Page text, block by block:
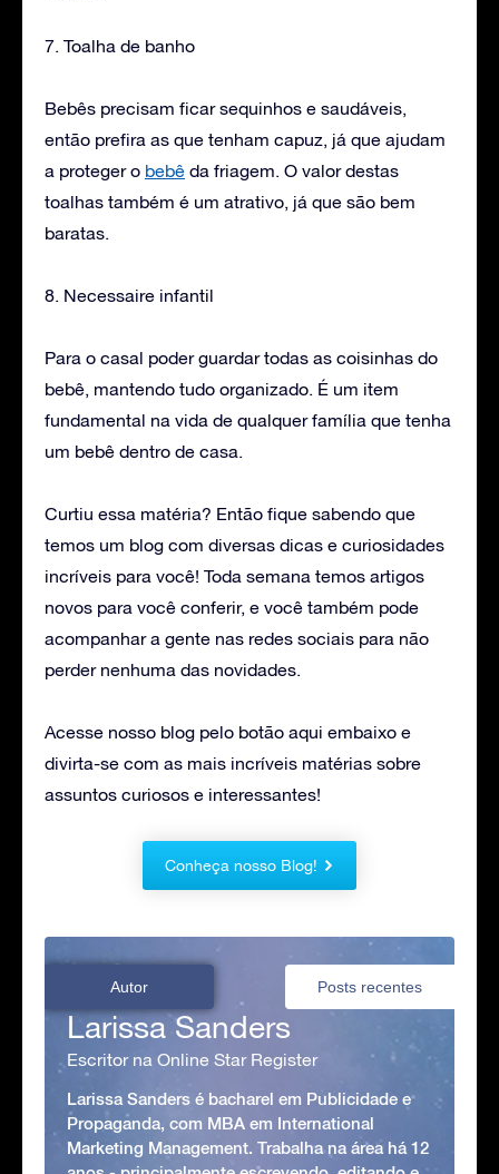
7. Toalha de banho
Bebês precisam ficar sequinhos e saudáveis,
então prefira as que tenham capuz, já que ajudam
a proteger o bebê da friagem. O valor destas
toalhas também é um atrativo, já que são bem
baratas.
8. Necessaire infantil
Para o casal poder guardar todas as coisinhas do
bebê, mantendo tudo organizado. É um item
fundamental na vida de qualquer família que tenha
um bebê dentro de casa.
Curtiu essa matéria? Então fique sabendo que
temos um blog com diversas dicas e curiosidades
incríveis para você! Toda semana temos artigos
novos para você conferir, e você também pode
acompanhar a gente nas redes sociais para não
perder nenhuma das novidades.
Acesse nosso blog pelo botão aqui embaixo e
divirta-se com as mais incríveis matérias sobre
assuntos curiosos e interessantes!
Conheça nosso Blog!
Autor Posts recentes
Larissa Sanders
Escritor na Online Star Register
Larissa Sanders é bacharel em Publicidade e
Propaganda, com MBA em International
Marketing Management. Trabalha na área há 12